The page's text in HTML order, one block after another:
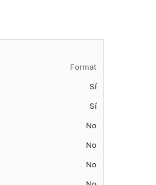
Format
Sí
Sí
No
No
No